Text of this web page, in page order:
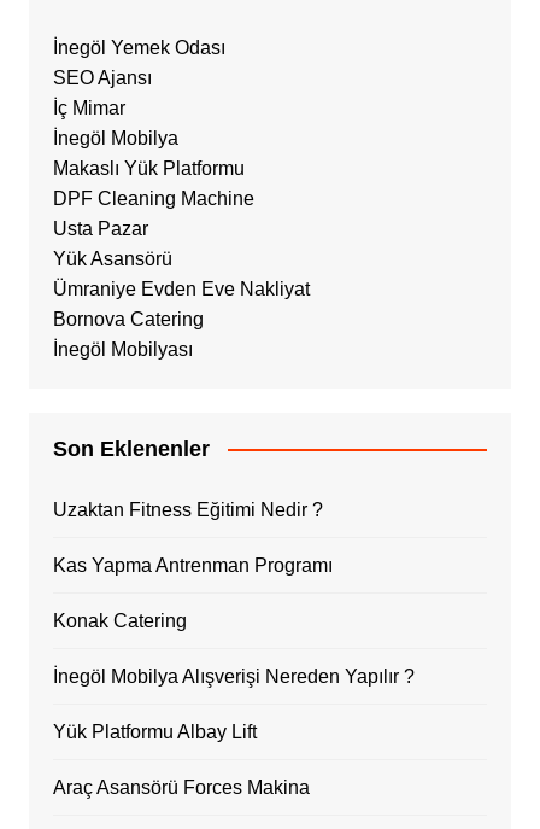
İnegöl Yemek Odası
SEO Ajansı
İç Mimar
İnegöl Mobilya
Makaslı Yük Platformu
DPF Cleaning Machine
Usta Pazar
Yük Asansörü
Ümraniye Evden Eve Nakliyat
Bornova Catering
İnegöl Mobilyası
Son Eklenenler
Uzaktan Fitness Eğitimi Nedir ?
Kas Yapma Antrenman Programı
Konak Catering
İnegöl Mobilya Alışverişi Nereden Yapılır ?
Yük Platformu Albay Lift
Araç Asansörü Forces Makina